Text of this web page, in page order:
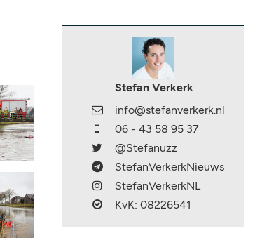
Stefan Verkerk
info@stefanverkerk.nl
06 - 43 58 95 37
@Stefanuzz
StefanVerkerkNieuws
StefanVerkerkNL
KvK: 08226541